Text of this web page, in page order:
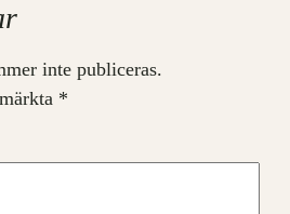
inte publiceras.
*